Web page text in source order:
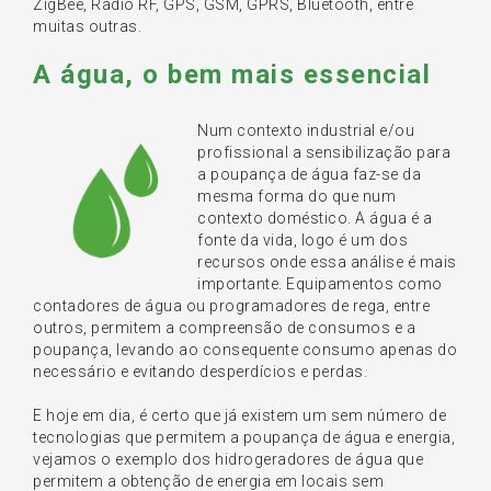
ZigBee, Rádio RF, GPS, GSM, GPRS, Bluetooth, entre
muitas outras.
A água, o bem mais essencial
Num contexto industrial e/ou
profissional a sensibilização para
a poupança de água faz-se da
mesma forma do que num
contexto doméstico. A água é a
fonte da vida, logo é um dos
recursos onde essa análise é mais
importante. Equipamentos como
contadores de água ou programadores de rega, entre
outros, permitem a compreensão de consumos e a
poupança, levando ao consequente consumo apenas do
necessário e evitando desperdícios e perdas.
E hoje em dia, é certo que já existem um sem número de
tecnologias que permitem a poupança de água e energia,
vejamos o exemplo dos hidrogeradores de água que
permitem a obtenção de energia em locais sem